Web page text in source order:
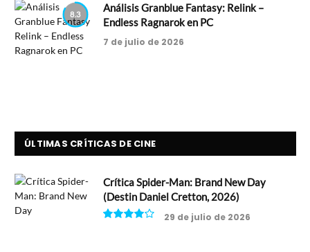
8.3
Análisis Granblue Fantasy: Relink –
Endless Ragnarok en PC
7 de julio de 2026
ÚLTIMAS CRÍTICAS DE CINE
Crítica Spider-Man: Brand New Day
(Destin Daniel Cretton, 2026)
29 de julio de 2026